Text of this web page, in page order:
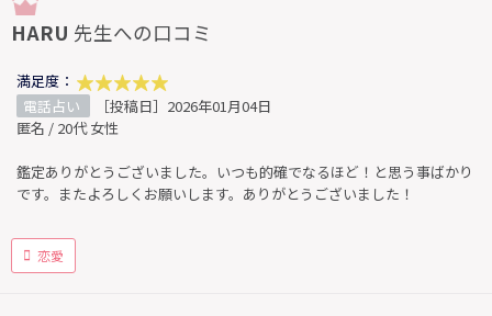
HARU 先生への口コミ
満足度：
電話占い
［投稿日］2026年01月04日
匿名 / 20代 女性
鑑定ありがとうございました。いつも的確でなるほど！と思う事ばかり
です。またよろしくお願いします。ありがとうございました！
恋愛